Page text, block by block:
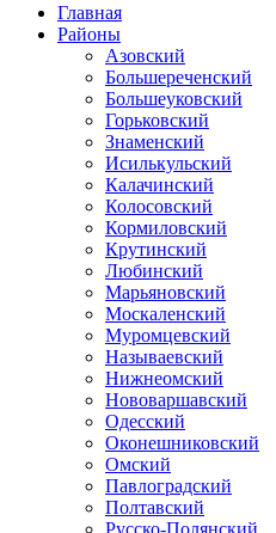
Главная
Районы
Азовский
Большереченский
Большеуковский
Горьковский
Знаменский
Исилькульский
Калачинский
Колосовский
Кормиловский
Крутинский
Любинский
Марьяновский
Москаленский
Муромцевский
Называевский
Нижнеомский
Нововаршавский
Одесский
Оконешниковский
Омский
Павлоградский
Полтавский
Русско-Полянский